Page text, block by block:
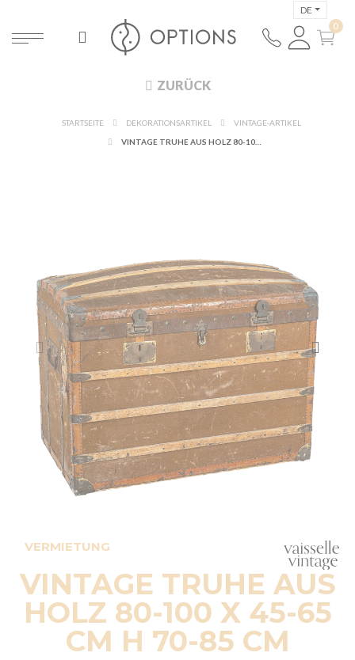
DE
ZURÜCK
STARTSEITE DEKORATIONSARTIKEL
VINTAGE-ARTIKEL
VERMIETUNG
VINTAGE TRUHE AUS
HOLZ 80-100 X 45-65
CM H 70-85 CM